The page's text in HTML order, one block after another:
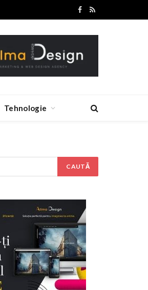
Facebook
RSS
Tehnologie